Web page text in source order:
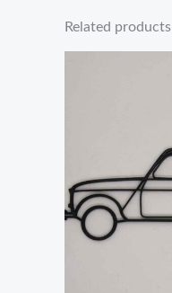
Related products